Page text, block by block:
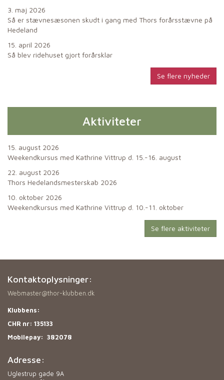
3. maj 2026
Så er stævnesæsonen skudt i gang med Thors forårsstævne på
Hedeland
15. april 2026
Så blev ridehuset gjort forårsklar
Se flere nyheder
Aktiviteter
15. august 2026
Weekendkursus med Kathrine Vittrup d. 15.-16. august
22. august 2026
Thors Hedelandsmesterskab 2026
10. oktober 2026
Weekendkursus med Kathrine Vittrup d. 10.-11. oktober
Se flere aktiviteter
Kontaktoplysninger:
Webmaster@thor-klubben.dk
Klubbens:
CHR nr: 135133
Mobilepay: 382078
Adresse:
Uglestrup gade 9A